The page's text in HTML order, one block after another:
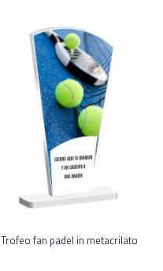
Trofeo fan padel in metacrilato